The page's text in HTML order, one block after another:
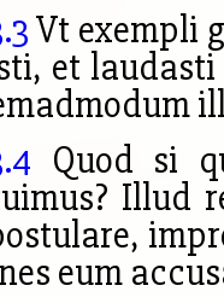
Vt exempli
et
Quod si
Illud
eum